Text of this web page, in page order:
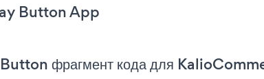
Button App
фрагмент кода для